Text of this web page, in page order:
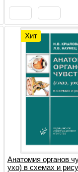
Хит
Анатомия органов
ухо) в схемах и